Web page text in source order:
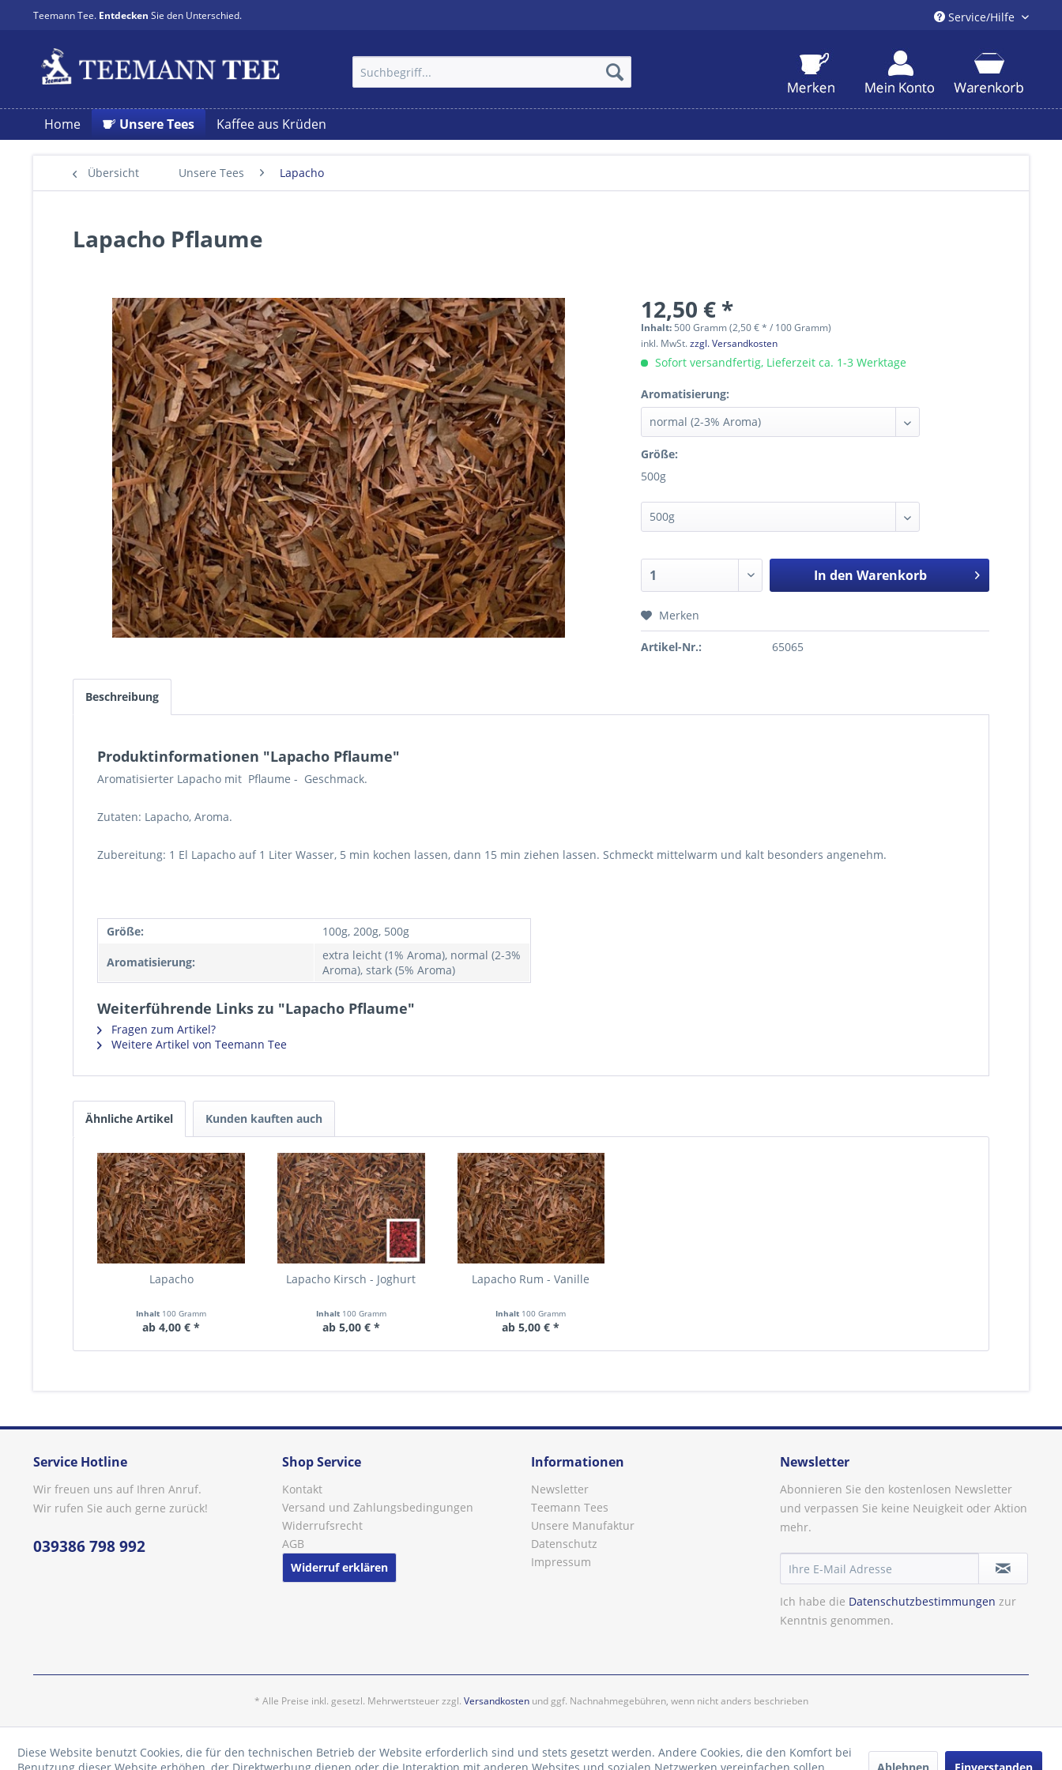
Teemann Tee. Entdecken Sie den Unterschied. Service/Hilfe
Home Unsere Tees Kaffee aus Krüden
Übersicht Unsere Tees Lapacho
Lapacho Pflaume
12,50 € *
Inhalt: 500 Gramm (2,50 € * / 100 Gramm)
inkl. MwSt.zzgl. Versandkosten
Sofort versandfertig, Lieferzeit ca. 1-3 Werktage
Aromatisierung:
Größe:
500g
In den Warenkorb
Merken
Artikel-Nr.: 65065
Beschreibung
Produktinformationen "Lapacho Pflaume"
Aromatisierter Lapacho mit Pflaume - Geschmack.
Zutaten: Lapacho, Aroma.
Zubereitung: 1 El Lapacho auf 1 Liter Wasser, 5 min kochen lassen, dann 15 min ziehen lassen. Schmeckt mittelwarm und kalt besonders angenehm.
Größe: 100g, 200g, 500g
Aromatisierung:
extra leicht (1% Aroma), normal (2-3%
Aroma), stark (5% Aroma)
Weiterführende Links zu "Lapacho Pflaume"
Fragen zum Artikel?
Weitere Artikel von Teemann Tee
Ähnliche Artikel Kunden kauften auch
Lapacho
Inhalt 100 Gramm
ab 4,00 € *
Lapacho Kirsch - Joghurt
Inhalt 100 Gramm
ab 5,00 € *
Lapacho Rum - Vanille
Inhalt 100 Gramm
ab 5,00 € *
Service Hotline
Wir freuen uns auf Ihren Anruf.
Wir rufen Sie auch gerne zurück!
039386 798 992
Shop Service
Kontakt
Versand und Zahlungsbedingungen
Widerrufsrecht
AGB
Widerruf erklären
Informationen
Newsletter
Teemann Tees
Unsere Manufaktur
Datenschutz
Impressum
Newsletter
Abonnieren Sie den kostenlosen Newsletter
und verpassen Sie keine Neuigkeit oder Aktion
mehr.
Ich habe die Datenschutzbestimmungen zur
Kenntnis genommen.
* Alle Preise inkl. gesetzl. Mehrwertsteuer zzgl. Versandkostenund ggf. Nachnahmegebühren, wenn nicht anders beschrieben
Diese Website benutzt Cookies, die für den technischen Betrieb der Website erforderlich sind und stets gesetzt werden. Andere Cookies, die den Komfort bei
Ablehnen Einverstanden